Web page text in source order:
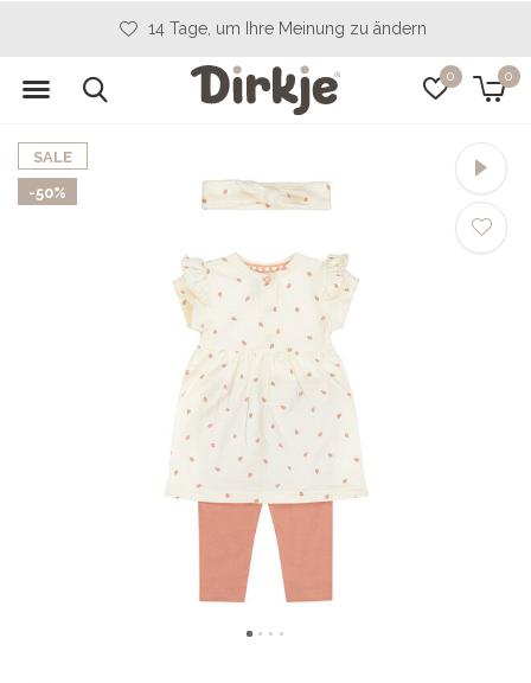
0 0
14 Tage, um Ihre Meinung zu ändern
SALE
-50%